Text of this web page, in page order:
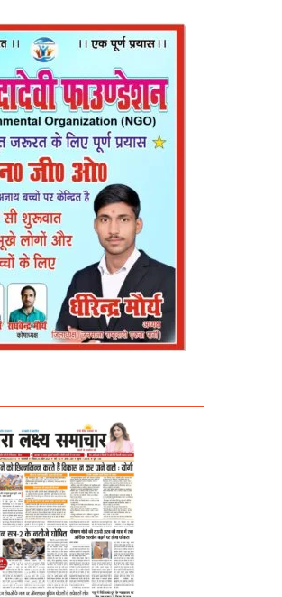
का
लेकर
निकले
भाजपाई
।